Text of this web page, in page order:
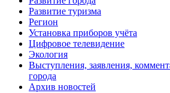
Развитие туризма
Регион
Установка приборов учёта
Цифровое телевидение
Экология
Выступления, заявления,
города
Архив новостей